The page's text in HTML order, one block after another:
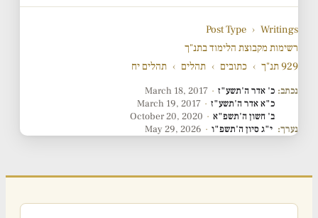
Post Type › Writings
רשימות מקבוצת הלימוד בתנ"ך
929 תנ"ך
› כתובים › תהלים › תהלים יח
נכתב: כ' אדר ה'תשע"ז ·
March 18, 2017
כ"א אדר ה'תשע"ז ·
March 19, 2017
ב' חשון ה'תשפ"א ·
October 20, 2020
נערך: י"ג סיון ה'תשפ"ו ·
May 29, 2026